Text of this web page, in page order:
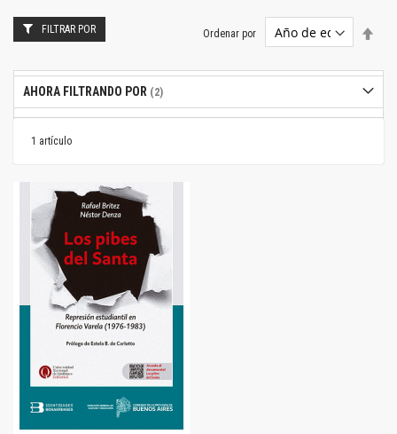
1 artículo
Ordenar por
FILTRAR POR
AHORA FILTRANDO POR